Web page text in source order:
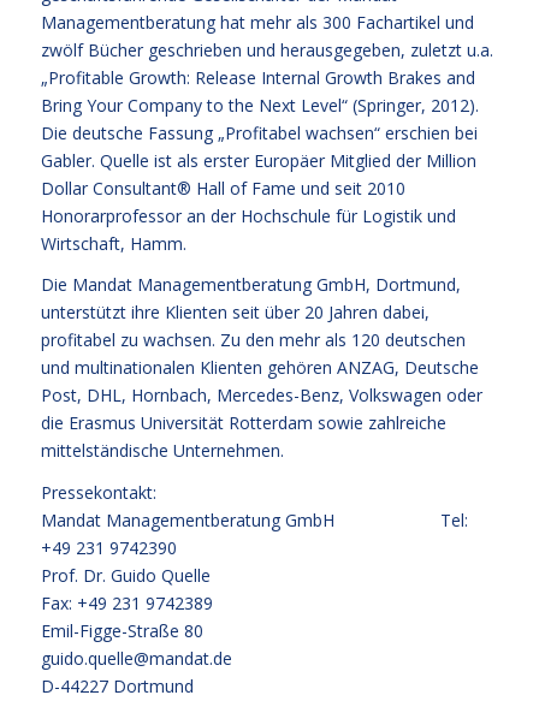
Managementberatung hat mehr als 300 Fachartikel und
zwölf Bücher geschrieben und herausgegeben, zuletzt u.a.
„Profitable Growth: Release Internal Growth Brakes and
Bring Your Company to the Next Level“ (Springer, 2012).
Die deutsche Fassung „Profitabel wachsen“ erschien bei
Gabler. Quelle ist als erster Europäer Mitglied der Million
Dollar Consultant® Hall of Fame und seit 2010
Honorarprofessor an der Hochschule für Logistik und
Wirtschaft, Hamm.
Die Mandat Managementberatung GmbH, Dortmund,
unterstützt ihre Klienten seit über 20 Jahren dabei,
profitabel zu wachsen. Zu den mehr als 120 deutschen
und multinationalen Klienten gehören ANZAG, Deutsche
Post, DHL, Hornbach, Mercedes-Benz, Volkswagen oder
die Erasmus Universität Rotterdam sowie zahlreiche
mittelständische Unternehmen.
Pressekontakt:
Mandat Managementberatung GmbH Tel:
+49 231 9742390
Prof. Dr. Guido Quelle
Fax: +49 231 9742389
Emil-Figge-Straße 80
guido.quelle@mandat.de
D-44227 Dortmund